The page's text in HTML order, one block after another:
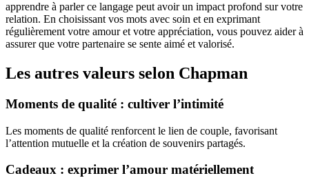
apprendre à parler ce langage peut avoir un impact profond sur votre
relation. En choisissant vos mots avec soin et en exprimant
régulièrement votre amour et votre appréciation, vous pouvez aider à
assurer que votre partenaire se sente aimé et valorisé.
Les autres valeurs selon Chapman
Moments de qualité : cultiver l’intimité
Les moments de qualité renforcent le lien de couple, favorisant
l’attention mutuelle et la création de souvenirs partagés.
Cadeaux : exprimer l’amour matériellement